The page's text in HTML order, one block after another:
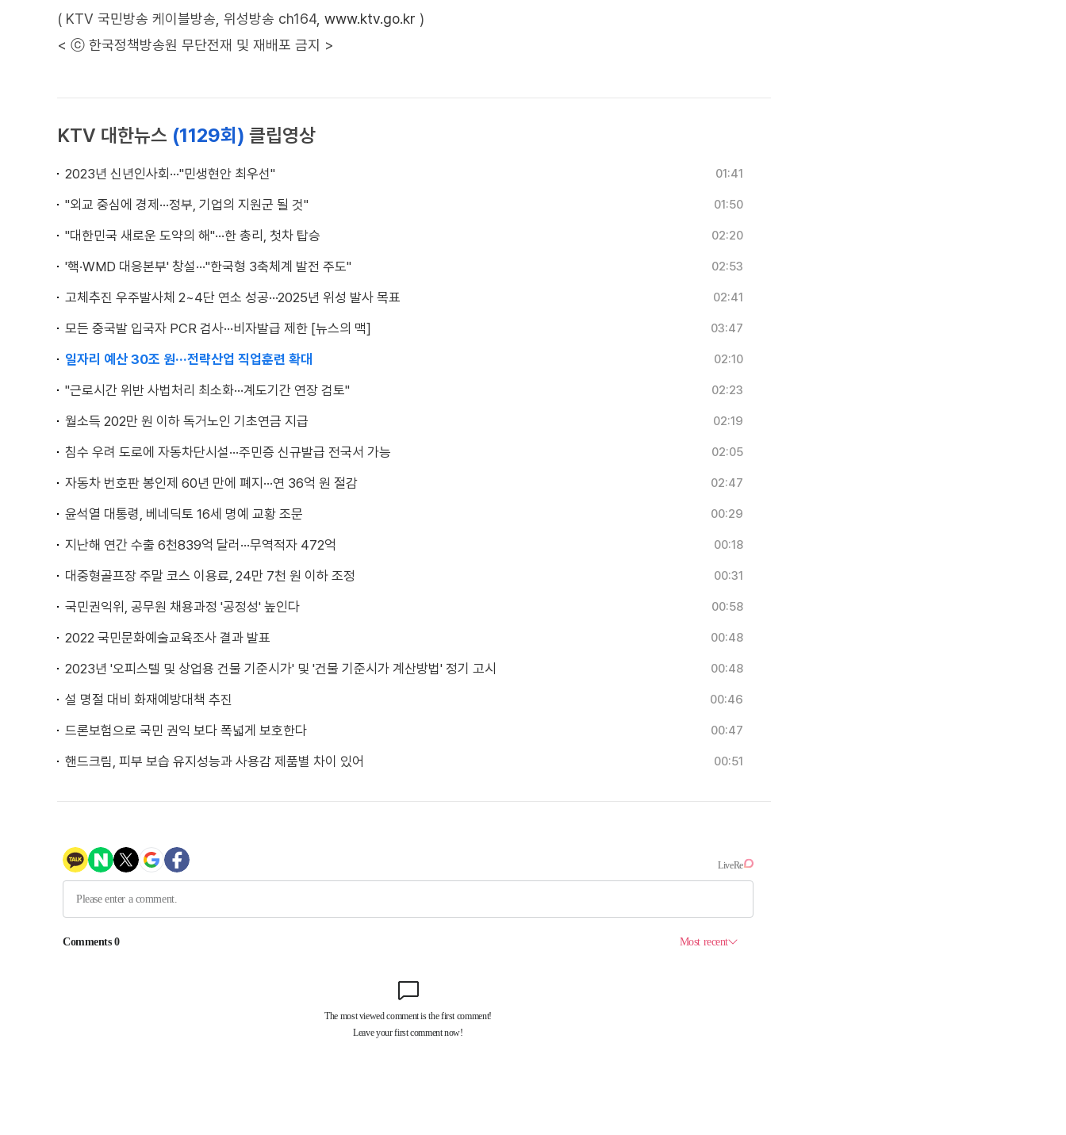
( KTV 국민방송 케이블방송, 위성방송 ch164, www.ktv.go.kr )
< ⓒ 한국정책방송원 무단전재 및 재배포 금지 >
KTV 대한뉴스 (1129회) 클립영상
2023년 신년인사회···"민생현안 최우선" 01:41
"외교 중심에 경제···정부, 기업의 지원군 될 것" 01:50
"대한민국 새로운 도약의 해"···한 총리, 첫차 탑승 02:20
'핵·WMD 대응본부' 창설···"한국형 3축체계 발전 주도" 02:53
고체추진 우주발사체 2~4단 연소 성공···2025년 위성 발사 목표 02:41
모든 중국발 입국자 PCR 검사···비자발급 제한 [뉴스의 맥] 03:47
일자리 예산 30조 원···전략산업 직업훈련 확대 02:10
"근로시간 위반 사법처리 최소화···계도기간 연장 검토" 02:23
월소득 202만 원 이하 독거노인 기초연금 지급 02:19
침수 우려 도로에 자동차단시설···주민증 신규발급 전국서 가능 02:05
자동차 번호판 봉인제 60년 만에 폐지···연 36억 원 절감 02:47
윤석열 대통령, 베네딕토 16세 명예 교황 조문 00:29
지난해 연간 수출 6천839억 달러···무역적자 472억 00:18
대중형골프장 주말 코스 이용료, 24만 7천 원 이하 조정 00:31
국민권익위, 공무원 채용과정 '공정성' 높인다 00:58
2022 국민문화예술교육조사 결과 발표 00:48
2023년 '오피스텔 및 상업용 건물 기준시가' 및 '건물 기준시가 계산방법' 정기 고시 00:48
설 명절 대비 화재예방대책 추진 00:46
드론보험으로 국민 권익 보다 폭넓게 보호한다 00:47
핸드크림, 피부 보습 유지성능과 사용감 제품별 차이 있어 00:51